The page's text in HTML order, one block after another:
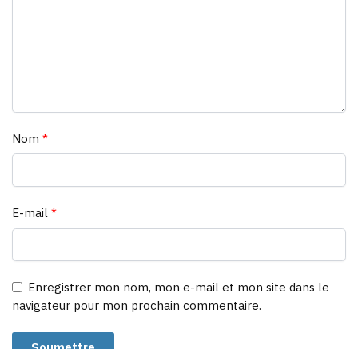
Nom *
E-mail *
Enregistrer mon nom, mon e-mail et mon site dans le
navigateur pour mon prochain commentaire.